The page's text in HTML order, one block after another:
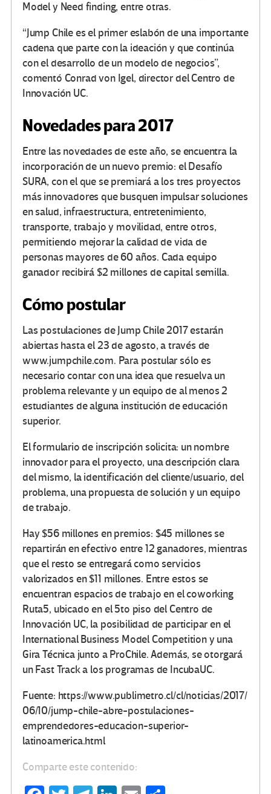
Model y Need finding, entre otras.
“Jump Chile es el primer eslabón de una importante
cadena que parte con la ideación y que continúa
con el desarrollo de un modelo de negocios”,
comentó Conrad von Igel, director del Centro de
Innovación UC.
Novedades para 2017
Entre las novedades de este año, se encuentra la
incorporación de un nuevo premio: el Desafío
SURA, con el que se premiará a los tres proyectos
más innovadores que busquen impulsar soluciones
en salud, infraestructura, entretenimiento,
transporte, trabajo y movilidad, entre otros,
permitiendo mejorar la calidad de vida de
personas mayores de 60 años. Cada equipo
ganador recibirá $2 millones de capital semilla.
Cómo postular
Las postulaciones de Jump Chile 2017 estarán
abiertas hasta el 23 de agosto, a través de
www.jumpchile.com. Para postular sólo es
necesario contar con una idea que resuelva un
problema relevante y un equipo de al menos 2
estudiantes de alguna institución de educación
superior.
El formulario de inscripción solicita: un nombre
innovador para el proyecto, una descripción clara
del mismo, la identificación del cliente/usuario, del
problema, una propuesta de solución y un equipo
de trabajo.
Hay $56 millones en premios: $45 millones se
repartirán en efectivo entre 12 ganadores, mientras
que el resto se entregará como servicios
valorizados en $11 millones. Entre estos se
encuentran espacios de trabajo en el coworking
Ruta5, ubicado en el 5to piso del Centro de
Innovación UC, la posibilidad de participar en el
International Business Model Competition y una
Gira Técnica junto a ProChile. Además, se otorgará
un Fast Track a los programas de IncubaUC.
Fuente: https://www.publimetro.cl/cl/noticias/2017/
06/10/jump-chile-abre-postulaciones-
emprendedores-educacion-superior-
latinoamerica.html
Comparte este contenido: